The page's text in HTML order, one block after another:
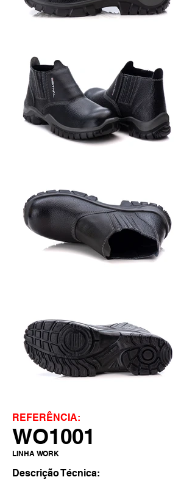
REFERÊNCIA:
WO1001
LINHA WORK
Descrição Técnica: